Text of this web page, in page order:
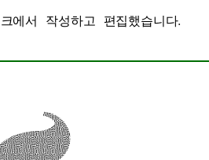
에서 작성하고 편집했습니다.